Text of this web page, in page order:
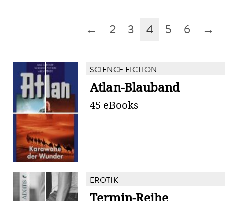
← 2 3 4 5 6 →
SCIENCE FICTION
Atlan-Blauband
45 eBooks
EROTIK